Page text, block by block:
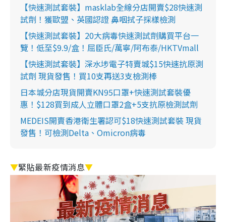
【快速測試套裝】masklab全線分店開賣$28快速測
試劑！獲歐盟、英國認證 鼻咽拭子採樣檢測
【快速測試套裝】20大病毒快速測試劑購買平台一
覽！低至$9.9/盒！屈臣氏/萬寧/阿布泰/HKTVmall
【快速測試套裝】深水埗電子特賣城$15快速抗原測
試劑 現貨發售！買10支再送3支檢測棒
日本城分店現貨開賣KN95口罩+快速測試套裝優
惠！$128買到成人立體口罩2盒+5支抗原檢測試劑
MEDEIS開賣香港衛生署認可$18快速測試套裝 現貨
發售！可檢測Delta、Omicron病毒
▼緊貼最新疫情消息▼